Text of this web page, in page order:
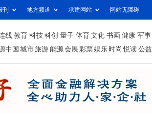
刊 地方频道 承建网站 网站无障碍
线 教育 科技 科创 量子 体育 文化 书画 健康 军事
中国 城市旅游 能源 会展 彩票娱乐 时尚 悦读 公益